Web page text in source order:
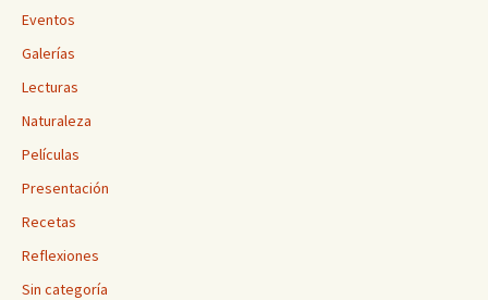
Eventos
Galerías
Lecturas
Naturaleza
Películas
Presentación
Recetas
Reflexiones
Sin categoría